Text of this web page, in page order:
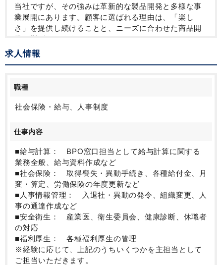
当社ですが、その強みは革新的な製品開発と多様な事
業展開にあります。顧客に選ばれる理由は、「楽し
さ」を提供し続けることと、ニーズに合わせた商品開
発が挙げられます。
今後、日本のエンターテインメント企業から、世界の
エンターテイメント企業になるべく米国・アジアを中
◆働き方の魅力：
プライベートの時間を大切にする風土があり、有給取
に3回の大型連休(9～10日連休：夏期休暇、GW、年末
年始)もあり、メリハリのある就業が可能です。
求人情報
職種
社会保険・給与、人事制度
仕事内容
■給与計算： BPO窓口担当として給与計算に関する
業務全般、給与資料作成など
■社会保険： 取得喪失・異動手続き、各種給付金、月
変・算定、労働保険の年度更新など
■人事情報管理： 入退社・異動の発令、組織変更、人
事の通達作成など
■安全衛生： 産業医、衛生委員会、健康診断、休職者
の対応
■福利厚生： 各種福利厚生の管理
※経験に応じて、上記のうちいくつかを主担当として
ご担当いただきます。